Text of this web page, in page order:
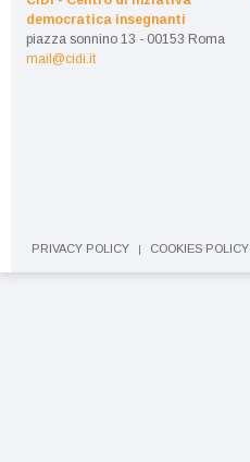
democratica insegnanti
piazza sonnino 13 - 00153 Roma
mail@cidi.it
PRIVACY POLICY COOKIES POLICY